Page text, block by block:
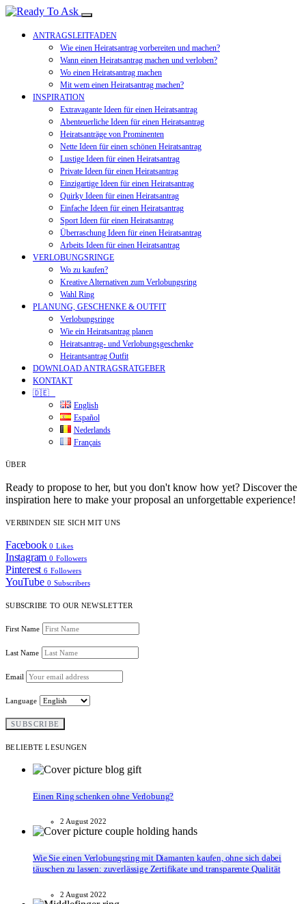
ANTRAGSLEITFADEN
Wie einen Heiratsantrag vorbereiten und machen?
Wann einen Heiratsantrag machen und verloben?
Wo einen Heiratsantrag machen
Mit wem einen Heiratsantrag machen?
INSPIRATION
Extravagante Ideen für einen Heiratsantrag
Abenteuerliche Ideen für einen Heiratsantrag
Heiratsanträge von Prominenten
Nette Ideen für einen schönen Heiratsantrag
Lustige Ideen für einen Heiratsantrag
Private Ideen für einen Heiratsantrag
Einzigartige Ideen für einen Heiratsantrag
Quirky Ideen für einen Heiratsantrag
Einfache Ideen für einen Heiratsantrag
Sport Ideen für einen Heiratsantrag
Überraschung Ideen für einen Heiratsantrag
Arbeits Ideen für einen Heiratsantrag
VERLOBUNGSRINGE
Wo zu kaufen?
Kreative Alternativen zum Verlobungsring
Wahl Ring
PLANUNG, GESCHENKE & OUTFIT
Verlobungsringe
Wie ein Heiratsantrag planen
Heiratsantrag- und Verlobungsgeschenke
Heirantsantrag Outfit
DOWNLOAD ANTRAGSRATGEBER
KONTAKT
🇩🇪
English
Español
Nederlands
Français
ÜBER
Ready to propose to her, but you don't know how yet? Discover the
inspiration here to make your proposal an unforgettable experience!
VERBINDEN SIE SICH MIT UNS
Facebook 0 Likes
Instagram 0 Followers
Pinterest 6 Followers
YouTube 0 Subscribers
SUBSCRIBE TO OUR NEWSLETTER
First Name
Last Name
Email
Language
BELIEBTE LESUNGEN
Einen Ring schenken ohne Verlobung?
2 August 2022
Wie Sie einen Verlobungsring mit Diamanten kaufen, ohne sich dabei
täuschen zu lassen: zuverlässige Zertifikate und transparente Qualität
2 August 2022